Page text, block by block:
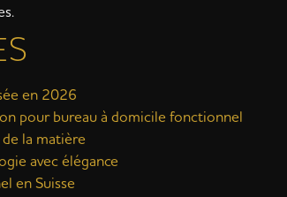
en 2026
pour bureau à domicile fonctionnel
la matière
avec élégance
en Suisse